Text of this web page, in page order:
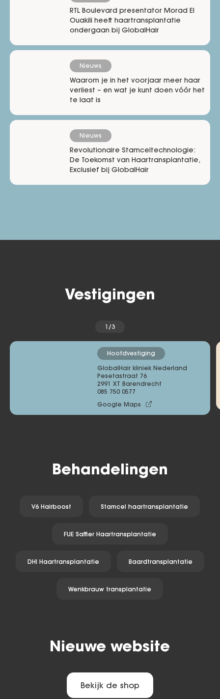
RTL Boulevard presentator Morad El
Ouakili heeft haartransplantatie
ondergaan bij GlobalHair
Nieuws
Waarom je in het voorjaar meer haar
verliest – en wat je kunt doen vóór het
te laat is
Nieuws
Revolutionaire Stamceltechnologie:
De Toekomst van Haartransplantatie,
Exclusief bij GlobalHair
Vestigingen
1/3
Hoofdvestiging
GlobalHair kliniek Nederland
Pesetastraat 76
2991 XT Barendrecht
085 750 0577
Google Maps
Behandelingen
V6 Hairboost Stamcel haartransplantatie
FUE Saffier Haartransplantatie
DHI Haartransplantatie Baardtransplantatie
Wenkbrauw transplantatie
Nieuwe website
Bekijk de shop